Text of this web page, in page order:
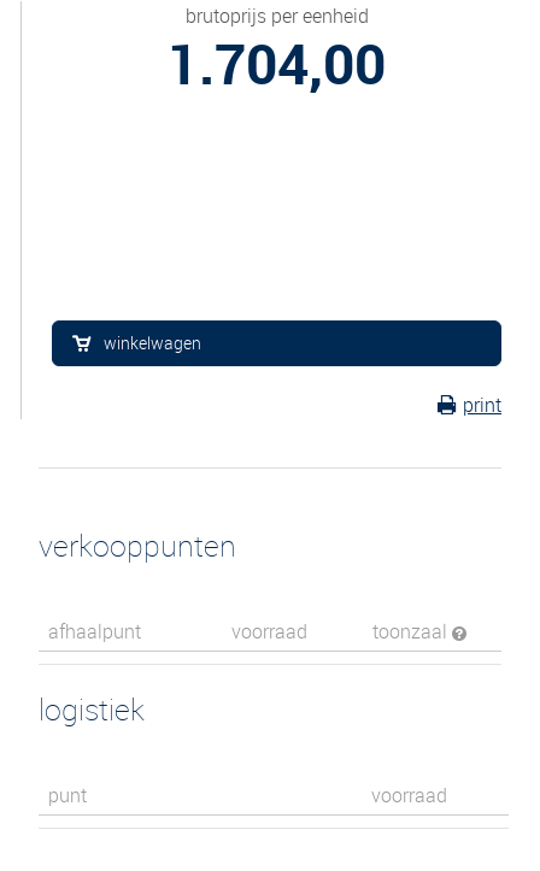
brutoprijs per eenheid
1.704,00
winkelwagen
print
verkooppunten
afhaalpunt voorraad toonzaal
logistiek
punt voorraad